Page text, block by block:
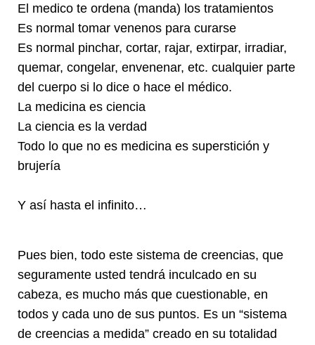
El medico te ordena (manda) los tratamientos
Es normal tomar venenos para curarse
Es normal pinchar, cortar, rajar, extirpar, irradiar,
quemar, congelar, envenenar, etc. cualquier parte
del cuerpo si lo dice o hace el médico.
La medicina es ciencia
La ciencia es la verdad
Todo lo que no es medicina es superstición y
brujería
Y así hasta el infinito…
Pues bien, todo este sistema de creencias, que
seguramente usted tendrá inculcado en su
cabeza, es mucho más que cuestionable, en
todos y cada uno de sus puntos. Es un “sistema
de creencias a medida” creado en su totalidad